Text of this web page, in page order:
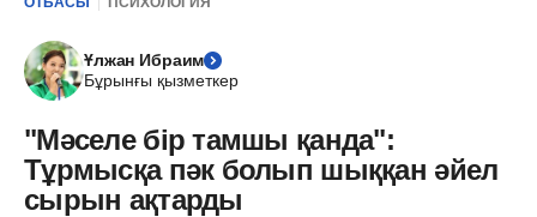
Ұлжан Ибраим
Бұрынғы қызметкер
"Мәселе бір тамшы қанда":
Тұрмысқа пәк болып шыққан әйел
сырын ақтарды